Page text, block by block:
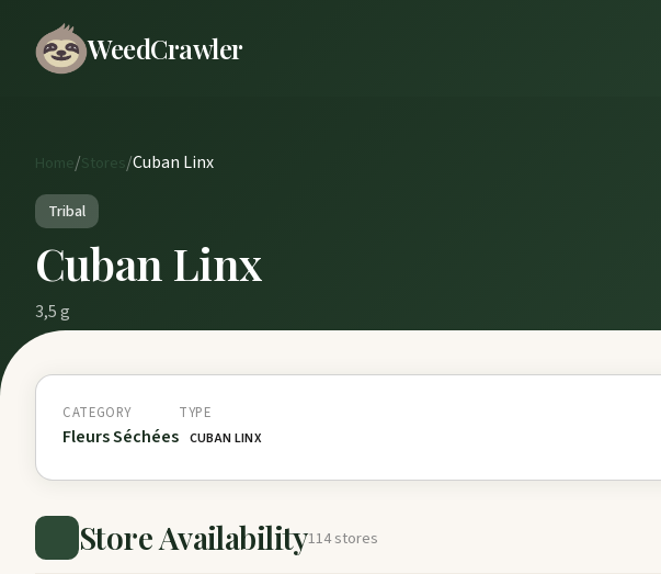
WeedCrawler
Home/Stores/Cuban Linx
Tribal
Cuban Linx
3,5 g
CATEGORY
Fleurs Séchées
TYPE
CUBAN LINX
Store Availability114 stores